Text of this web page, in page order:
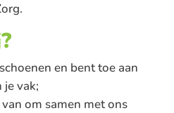
en bent toe aan
je vak;
om samen met ons